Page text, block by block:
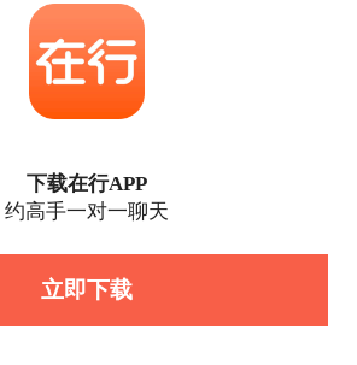
下载在行APP
约高手一对一聊天
立即下载